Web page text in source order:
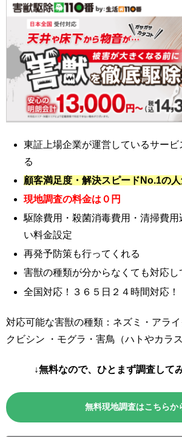
東証上場企業が運営しているサービ
る
顧客満足度・解決スピードNo.1の
現地調査の料金は０円
駆除費用・殺菌消毒費用・清掃費用
い料金設定
再発予防策も行ってくれる
害獣の種類が分からなくても対応し
全国対応！３６５日２４時間対応！
対応可能な害獣の種類：ネズミ・アラ
クビシン ・モグラ・害鳥（ハトやカラ
↓無料なので、ひとまず調査して
無料現地調査はこちらか